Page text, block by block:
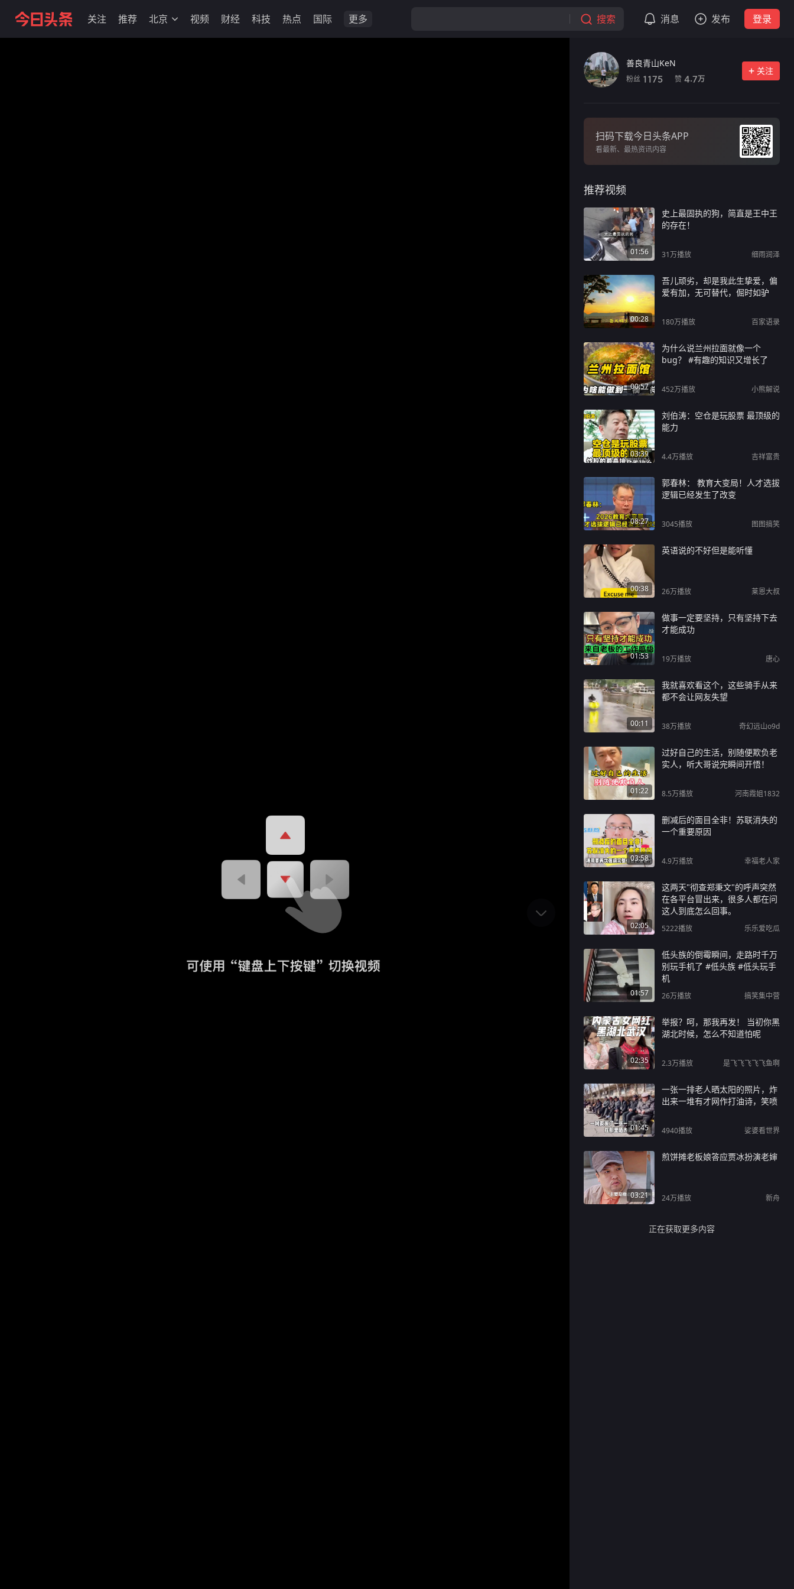
关注 推荐 北京 视频 财经 科技 热点 国际 更多 搜索 消息 发布 登录
善良青山KeN
粉丝 1175 赞 4.7万
关注
扫码下载今日头条APP
看最新、最热资讯内容
推荐视频
01:56
史上最固执的狗，简直是王中王
的存在！
31万播放 细雨润泽
00:28
吾儿顽劣，却是我此生挚爱，偏
爱有加，无可替代，倔时如驴
180万播放 百家语录
00:57
为什么说兰州拉面就像一个
bug？ #有趣的知识又增长了
452万播放 小熊解说
03:39
刘伯涛：空仓是玩股票 最顶级的
能力
4.4万播放 吉祥富贵
08:27
郭春林： 教育大变局！人才选拔
逻辑已经发生了改变
3045播放 图图搞笑
00:38
英语说的不好但是能听懂
26万播放 莱恩大叔
01:53
做事一定要坚持，只有坚持下去
才能成功
19万播放 唐心
00:11
我就喜欢看这个，这些骑手从来
都不会让网友失望
38万播放 奇幻远山o9d
01:22
过好自己的生活，别随便欺负老
实人，听大哥说完瞬间开悟！
8.5万播放 河南霞姐1832
03:58
删减后的面目全非！苏联消失的
一个重要原因
4.9万播放 幸福老人家
02:05
这两天"彻查郑秉文"的呼声突然
在各平台冒出来，很多人都在问
这人到底怎么回事。
5222播放 乐乐爱吃瓜
01:57
低头族的倒霉瞬间，走路时千万
别玩手机了 #低头族 #低头玩手
机
26万播放 搞笑集中营
02:35
举报？呵，那我再发！ 当初你黑
湖北时候，怎么不知道怕呢
2.3万播放 是飞飞飞飞飞鱼啊
01:45
一张一排老人晒太阳的照片，炸
出来一堆有才网作打油诗，笑喷
4940播放 娑婆看世界
03:21
煎饼摊老板娘答应贾冰扮演老婶
24万播放 新舟
正在获取更多内容